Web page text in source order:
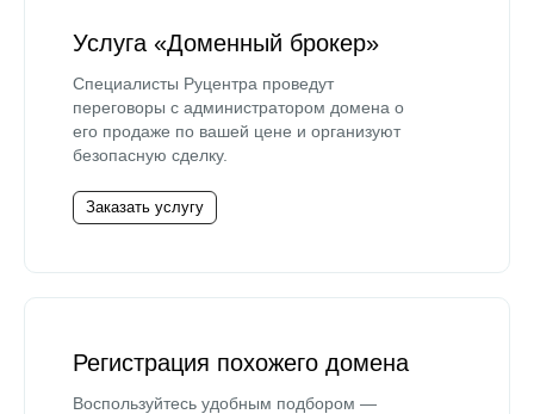
Услуга «Доменный брокер»
Специалисты Руцентра проведут
переговоры с администратором домена о
его продаже по вашей цене и организуют
безопасную сделку.
Заказать услугу
Регистрация похожего домена
Воспользуйтесь удобным подбором —